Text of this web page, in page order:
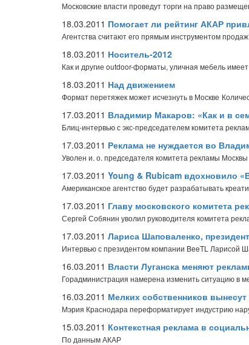
Московские власти проведут торги на право
18.03.2011 Помогает ли рейтинг АКАР
Агентства считают его прямым инструментом
18.03.2011 Носитель-2012
Как и другие outdoor-форматы, уличная мебель
18.03.2011 Над движением
Формат перетяжек может исчезнуть в Москве
17.03.2011 Владимир Макаров: «Как и в
Блиц-интервью с экс-председателем комитета
17.03.2011 Реклама не нуждается во
Уволен и. о. председателя комитета рекламы Москвы
17.03.2011 Young & Rubicam вдохновило
Американское агентство будет разрабатывать
17.03.2011 Главу московского комитета
Сергей Собянин уволил руководителя комитета
17.03.2011 Лариса Шаповаленко,
Интервью с президентом компании BeeTL Ларисой
16.03.2011 Власти Луганска меняют
Горадминистрация намерена изменить ситуацию в
16.03.2011 Мелких собственников
Мэрия Краснодара переформатирует индустрию
15.03.2011 Контекстная реклама в
По данным АКАР